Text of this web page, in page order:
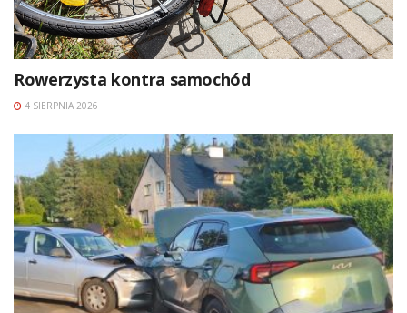
Rowerzysta kontra samochód
4 SIERPNIA 2026